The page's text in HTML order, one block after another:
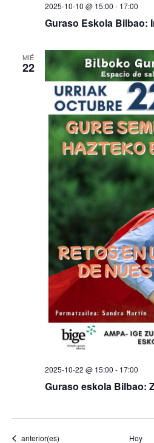
Guraso Eskola Bilbao:
2025-10-10 @ 15:00 - 17:00
MIÉ
22
Guraso eskola Bilbao:
2025-10-22 @ 15:00 - 17:00
Eventos
anterior(es) Hoy